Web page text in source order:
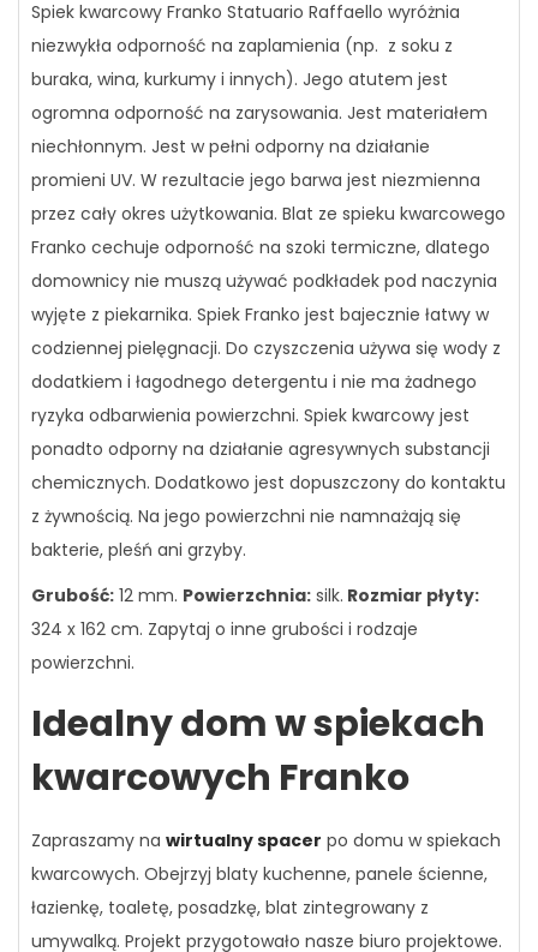
Spiek kwarcowy Franko Statuario Raffaello wyróżnia
niezwykła odporność na zaplamienia (np. z soku z
buraka, wina, kurkumy i innych). Jego atutem jest
ogromna odporność na zarysowania. Jest materiałem
niechłonnym. Jest w pełni odporny na działanie
promieni UV. W rezultacie jego barwa jest niezmienna
przez cały okres użytkowania. Blat ze spieku kwarcowego
Franko cechuje odporność na szoki termiczne, dlatego
domownicy nie muszą używać podkładek pod naczynia
wyjęte z piekarnika. Spiek Franko jest bajecznie łatwy w
codziennej pielęgnacji. Do czyszczenia używa się wody z
dodatkiem i łagodnego detergentu i nie ma żadnego
ryzyka odbarwienia powierzchni. Spiek kwarcowy jest
ponadto odporny na działanie agresywnych substancji
chemicznych. Dodatkowo jest dopuszczony do kontaktu
z żywnością. Na jego powierzchni nie namnażają się
bakterie, pleśń ani grzyby.
Grubość: 12 mm. Powierzchnia: silk. Rozmiar płyty:
324 x 162 cm. Zapytaj o inne grubości i rodzaje
powierzchni.
Idealny dom w spiekach
kwarcowych Franko
Zapraszamy na wirtualny spacer po domu w spiekach
kwarcowych. Obejrzyj blaty kuchenne, panele ścienne,
łazienkę, toaletę, posadzkę, blat zintegrowany z
umywalką. Projekt przygotowało nasze biuro projektowe.